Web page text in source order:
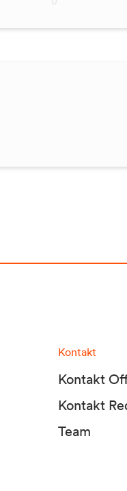
Kontakt
Kontakt
Kontakt
Team